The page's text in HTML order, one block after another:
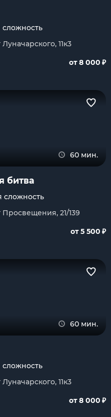
сложность
11к3
от 8 000 ₽
60 мин.
битва
сложность
Просвещения, 21/139
от 5 500 ₽
60 мин.
сложность
11к3
от 8 000 ₽